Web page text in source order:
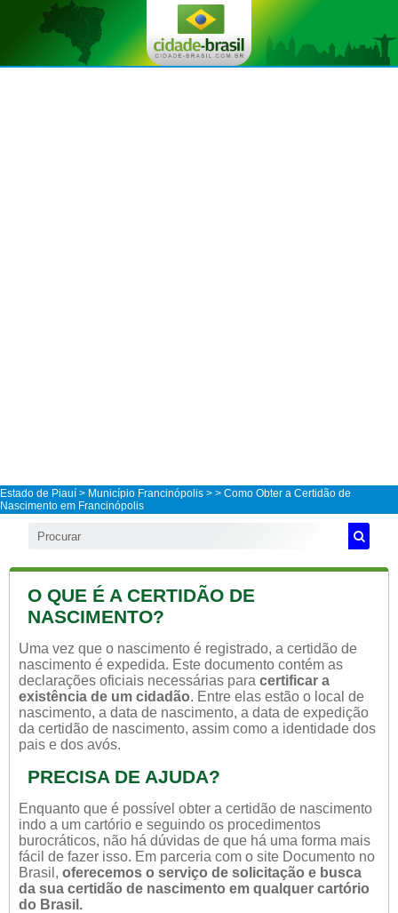
Estado de Piauí > Município Francinópolis > > Como Obter a Certidão de
Nascimento em Francinópolis
O QUE É A CERTIDÃO DE
NASCIMENTO?
Uma vez que o nascimento é registrado, a certidão de
nascimento é expedida. Este documento contém as
declarações oficiais necessárias para certificar a
existência de um cidadão. Entre elas estão o local de
nascimento, a data de nascimento, a data de expedição
da certidão de nascimento, assim como a identidade dos
pais e dos avós.
PRECISA DE AJUDA?
Enquanto que é possível obter a certidão de nascimento
indo a um cartório e seguindo os procedimentos
burocráticos, não há dúvidas de que há uma forma mais
fácil de fazer isso. Em parceria com o site Documento no
Brasil, oferecemos o serviço de solicitação e busca
da sua certidão de nascimento em qualquer cartório
do Brasil.